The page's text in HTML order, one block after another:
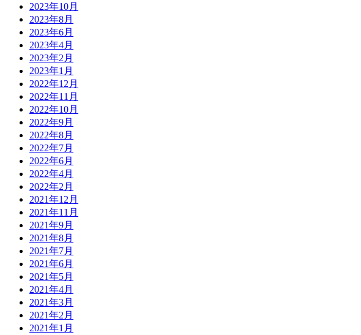
2023年10月
2023年8月
2023年6月
2023年4月
2023年2月
2023年1月
2022年12月
2022年11月
2022年10月
2022年9月
2022年8月
2022年7月
2022年6月
2022年4月
2022年2月
2021年12月
2021年11月
2021年9月
2021年8月
2021年7月
2021年6月
2021年5月
2021年4月
2021年3月
2021年2月
2021年1月